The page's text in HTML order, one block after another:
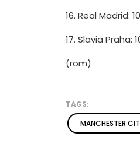
16. Real Madrid:
17. Slavia Praha:
(rom)
TAGS:
MANCHESTER